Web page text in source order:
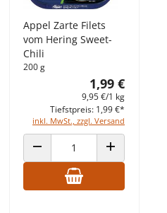
ERHÖHEN
Appel Zarte Filets
vom Hering Sweet-
Chili
200 g
1,99 €
9,95 €/1 kg
inkl. MwSt., zzgl. Versand
Tiefstpreis: 1,99 €*
ANZAHL VERRINGERNANZAHL